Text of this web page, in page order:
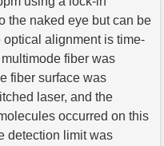
the naked eye but can be
alignment is time-
fiber was
fiber surface was
laser, and the
occurred on this
detection limit was